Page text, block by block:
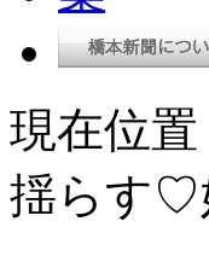
現在位置
揺らす♡